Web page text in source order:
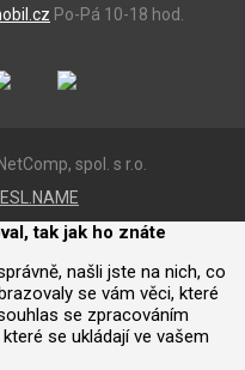
Po-Pá 10-18 hod.
spol. s r.o.
tak jak ho znáte
našli jste na nich, co
se vám věci, které
se zpracováním
se ukládají ve vašem